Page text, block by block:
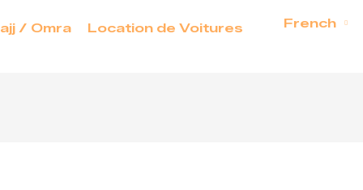
/ Omra Location de Voitures French